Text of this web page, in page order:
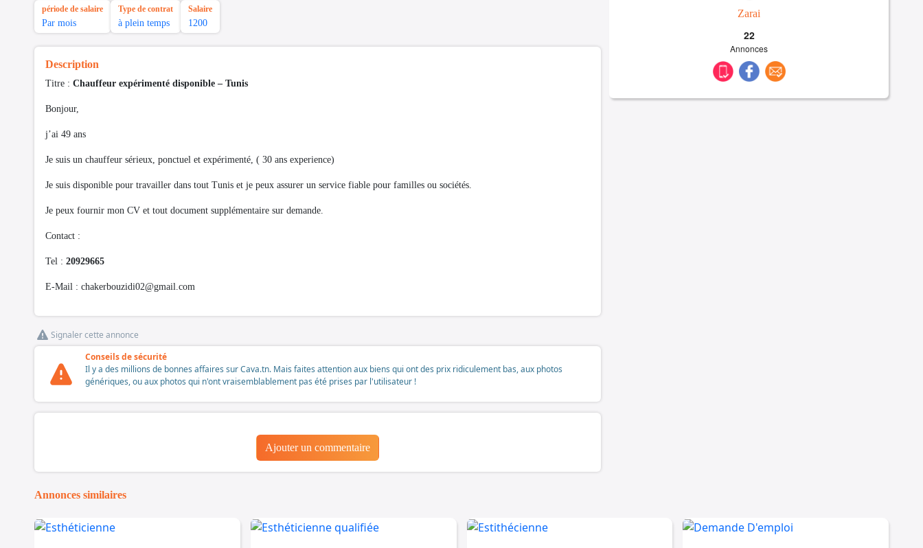
période de salaire
Par mois
Type de contrat
à plein temps
Salaire
1200
Description
Titre : Chauffeur expérimenté disponible – Tunis
Bonjour,
j’ai 49 ans
Je suis un chauffeur sérieux, ponctuel et expérimenté, ( 30 ans experience)
Je suis disponible pour travailler dans tout Tunis et je peux assurer un service fiable pour familles ou sociétés.
Je peux fournir mon CV et tout document supplémentaire sur demande.
Contact :
Tel : 20929665
E-Mail : chakerbouzidi02@gmail.com
Signaler cette annonce
Conseils de sécurité
Il y a des millions de bonnes affaires sur Cava.tn. Mais faites attention aux biens qui ont des prix ridiculement bas, aux photos
génériques, ou aux photos qui n'ont vraisemblablement pas été prises par l'utilisateur !
Ajouter un commentaire
Zarai
22
Annonces
Annonces similaires